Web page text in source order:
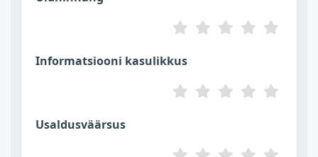
Informatsiooni kasulikkus
Usaldusväärsus